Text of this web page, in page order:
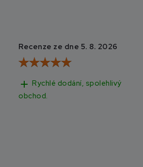
Recenze ze dne 5. 8. 2026
add Rychlé dodání, spolehlivý
obchod.